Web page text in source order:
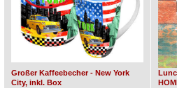
Großer Kaffeebecher - New York
City, inkl. Box